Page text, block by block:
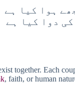
ہوا کیا ہے
دوا کیا ہے
together. Each
, faith, or human